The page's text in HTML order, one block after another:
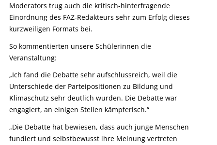
Moderators trug auch die kritisch-hinterfragende
Einordnung des FAZ-Redakteurs sehr zum Erfolg dieses
kurzweiligen Formats bei.
So kommentierten unsere Schülerinnen die
Veranstaltung:
„Ich fand die Debatte sehr aufschlussreich, weil die
Unterschiede der Parteipositionen zu Bildung und
Klimaschutz sehr deutlich wurden. Die Debatte war
engagiert, an einigen Stellen kämpferisch.“
„Die Debatte hat bewiesen, dass auch junge Menschen
fundiert und selbstbewusst ihre Meinung vertreten